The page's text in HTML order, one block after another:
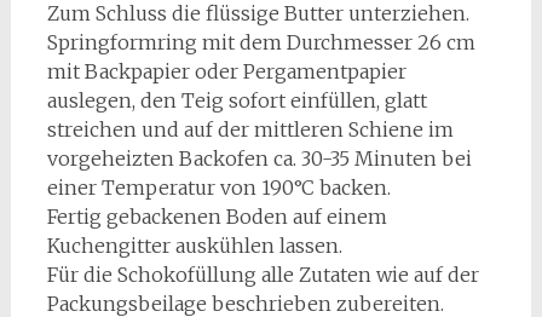
Zum Schluss die flüssige Butter unterziehen.
Springformring mit dem Durchmesser 26 cm
mit Backpapier oder Pergamentpapier
auslegen, den Teig sofort einfüllen, glatt
streichen und auf der mittleren Schiene im
vorgeheizten Backofen ca. 30-35 Minuten bei
einer Temperatur von 190°C backen.
Fertig gebackenen Boden auf einem
Kuchengitter auskühlen lassen.
Für die Schokofüllung alle Zutaten wie auf der
Packungsbeilage beschrieben zubereiten.